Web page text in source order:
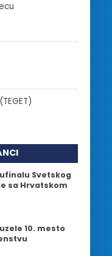
Svetskog
sa Hrvatskom
10. mesto